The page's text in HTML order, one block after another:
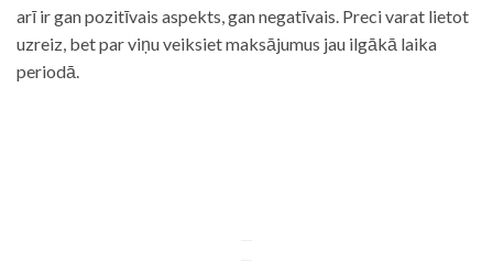
arī ir gan pozitīvais aspekts, gan negatīvais. Preci varat lietot
uzreiz, bet par viņu veiksiet maksājumus jau ilgākā laika
periodā.